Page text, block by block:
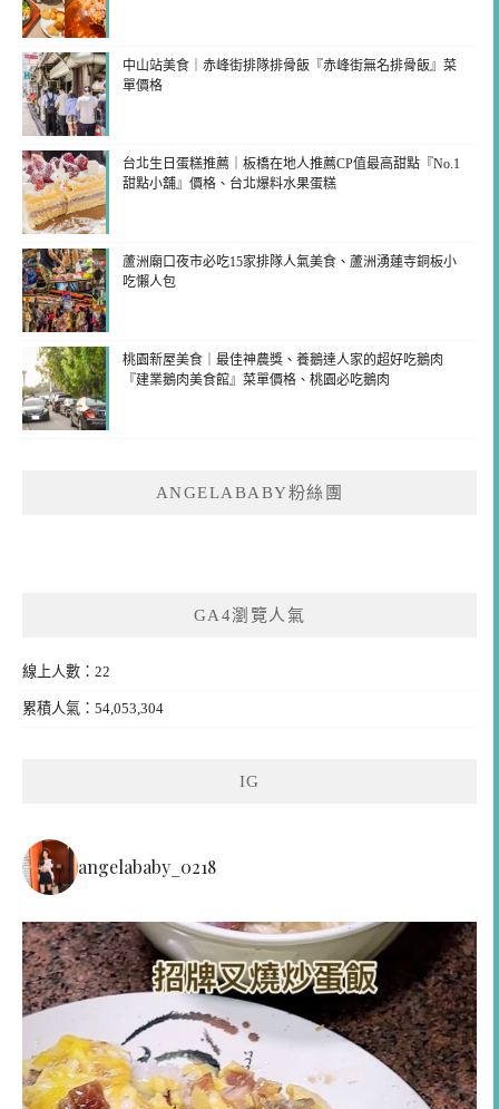
中山站美食｜赤峰街排隊排骨飯『赤峰街無名排骨飯』菜
單價格
台北生日蛋糕推薦｜板橋在地人推薦CP值最高甜點『No.1
甜點小舖』價格、台北爆料水果蛋糕
蘆洲廟口夜市必吃15家排隊人氣美食、蘆洲湧蓮寺銅板小
吃懶人包
桃園新屋美食｜最佳神農獎、養鵝達人家的超好吃鵝肉
『建業鵝肉美食館』菜單價格、桃園必吃鵝肉
ANGELABABY粉絲團
GA4瀏覽人氣
線上人數：22
累積人氣：54,053,304
IG
angelababy_0218